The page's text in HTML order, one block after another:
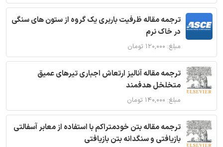
ترجمه مقاله ظرفیت باربری یک گروه از ستون های سنگی
در خاک نرم
مبلغ: ۱۲۰,۰۰۰ تومان
ترجمه مقاله آنالیز ارتعاش اجباری تیرهای عمیق
متخلخل هدفمند
مبلغ: ۱۴۰,۰۰۰ تومان
ترجمه مقاله بتن خودمتراکم با استفاده از معابر آسفالتی
بازیافتی و سنگدانه بتن بازیافتی